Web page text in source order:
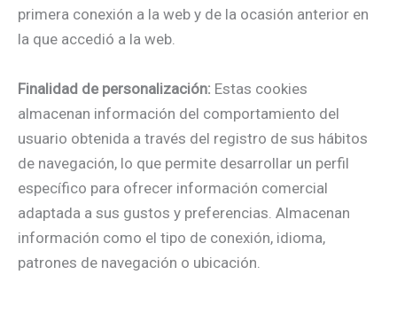
primera conexión a la web y de la ocasión anterior en
la que accedió a la web.
Finalidad de personalización: Estas cookies
almacenan información del comportamiento del
usuario obtenida a través del registro de sus hábitos
de navegación, lo que permite desarrollar un perfil
específico para ofrecer información comercial
adaptada a sus gustos y preferencias. Almacenan
información como el tipo de conexión, idioma,
patrones de navegación o ubicación.